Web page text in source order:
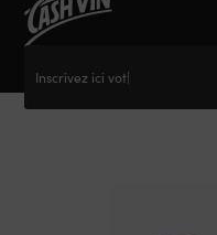
Inscrivez ici votre